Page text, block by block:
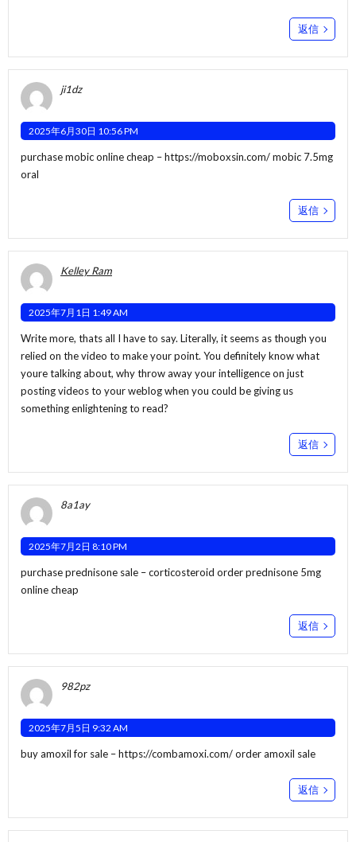
返信
ji1dz
2025年6月30日 10:56 PM
purchase mobic online cheap –https://moboxsin.com/mobic 7.5mg
oral
返信
Kelley Ram
2025年7月1日 1:49 AM
Write more, thats all I have to say. Literally, it seems as though you
relied on the video to make your point. You definitely know what
youre talking about, why throw away your intelligence on just
posting videos to your weblog when you could be giving us
something enlightening to read?
返信
8a1ay
2025年7月2日 8:10 PM
purchase prednisone sale –corticosteroid order prednisone 5mg
online cheap
返信
982pz
2025年7月5日 9:32 AM
buy amoxil for sale –https://combamoxi.com/order amoxil sale
返信